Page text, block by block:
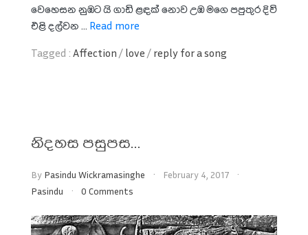
වෙහෙසන නුඹට යි ගාඩි ළඳක් නොව උඹ මගෙ පපුතුර දිවි
එළි දල්වන ... Read more
Tagged : Affection / love / reply for a song
නිදහස පසුපස…
By Pasindu Wickramasinghe
February 4, 2017
Pasindu
0 Comments